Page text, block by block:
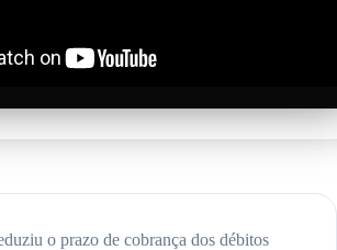
o prazo de cobrança dos débitos